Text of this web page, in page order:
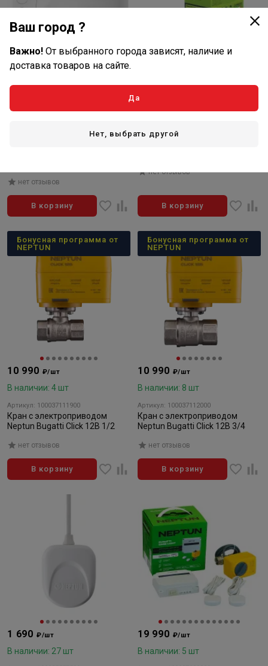
19 990
нет отзывов
В корзину
нет отзывов
В корзину
10 990 ₽/шт
В наличии: 4 шт
Артикул: 100037111900
Кран с электроприводом
Neptun Bugatti Click 12В 1/2
нет отзывов
В корзину
Бонусная программа от
NEPTUN
10 990 ₽/шт
В наличии: 8 шт
Артикул: 100037112000
Кран с электроприводом
Neptun Bugatti Click 12В 3/4
нет отзывов
В корзину
Бонусная программа от
NEPTUN
1 690 ₽/шт
В наличии: 27 шт
19 990 ₽/шт
В наличии: 5 шт
Ваш город ?
Важно! От выбранного города зависят, наличие и
доставка товаров на сайте.
Да
Нет, выбрать другой